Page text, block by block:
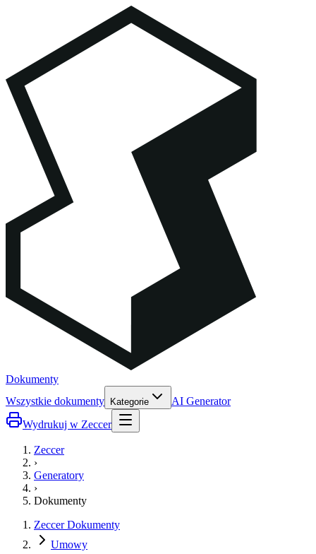
Dokumenty
Wszystkie dokumenty
Kategorie
AI Generator
Wydrukuj w Zeccer
Zeccer
›
Generatory
›
Dokumenty
Zeccer Dokumenty
Umowy